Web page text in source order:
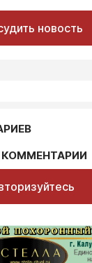
новость